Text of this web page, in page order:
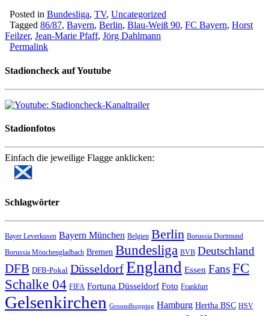
Posted in Bundesliga, TV, Uncategorized
Tagged 86/87, Bayern, Berlin, Blau-Weiß 90, FC Bayern, Horst
Feilzer, Jean-Marie Pfaff, Jörg Dahlmann
Permalink
Stadioncheck auf Youtube
Stadionfotos
Einfach die jeweilige Flagge anklicken:
Schlagwörter
Bayer Leverkusen Bayern München Belgien Berlin Borussia Dortmund
Borussia Mönchengladbach Bremen Bundesliga BVB Deutschland
DFB DFB-Pokal DüsseldorfEngland Essen FansFC
Schalke 04 FIFA Fortuna Düsseldorf Foto Frankfurt
Gelsenkirchen Groundhopping Hamburg Hertha BSC HSV